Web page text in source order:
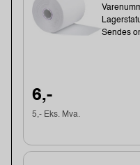
Sendes
6,-
5,- Eks. Mva.